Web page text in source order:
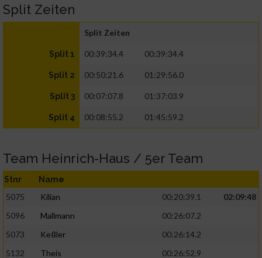
Split Zeiten
Split Zeiten
Split 1 00:39:34.4 00:39:34.4
Split 2 00:50:21.6 01:29:56.0
Split 3 00:07:07.8 01:37:03.9
Split 4 00:08:55.2 01:45:59.2
Team Heinrich-Haus / 5er Team
Stnr Name
5075 Kilian 00:20:39.1
02:09:48
5096
Mallmann
00:26:07.2
5073
Keßler
00:26:14.2
5132
Theis
00:26:52.9